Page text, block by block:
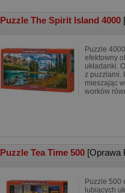
Puzzle The Spirit Island 4000
Puzzle
efektowny
układanki.
z puzzlami.
mieszając
worków
Puzzle Tea Time 500 [Oprawa
Puzzle 500
lubiących